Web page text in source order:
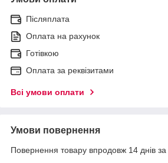
Післяплата
Оплата на рахунок
Готівкою
Оплата за реквізитами
Всі умови оплати
Умови повернення
Повернення товару впродовж 14 днів